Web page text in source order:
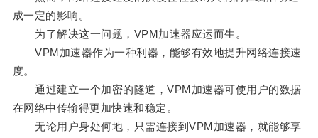
成一定的影响。
为了解决这一问题，VPM加速器应运而生。
VPM加速器作为一种利器，能够有效地提升网络连接速
度。
通过建立一个加密的隧道，VPM加速器可使用户的数据
在网络中传输得更加快速和稳定。
无论用户身处何地，只需连接到VPM加速器，就能够享